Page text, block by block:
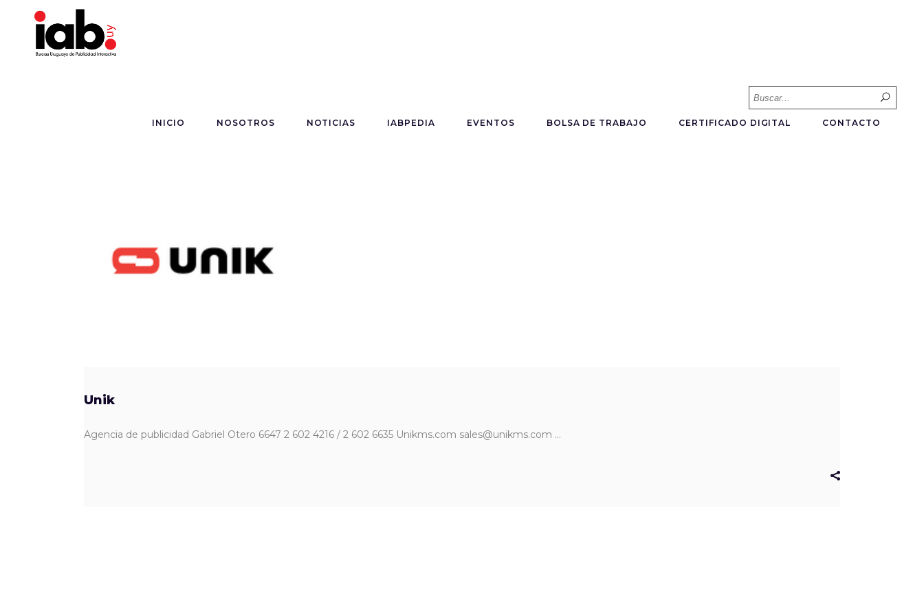
for:
INICIO NOSOTROS NOTICIAS IABPEDIA EVENTOS BOLSA DE TRABAJO CERTIFICADO DIGITAL CONTACTO
Unik
Agencia de publicidad Gabriel Otero 6647 2 602 4216 / 2 602 6635 Unikms.com sales@unikms.com